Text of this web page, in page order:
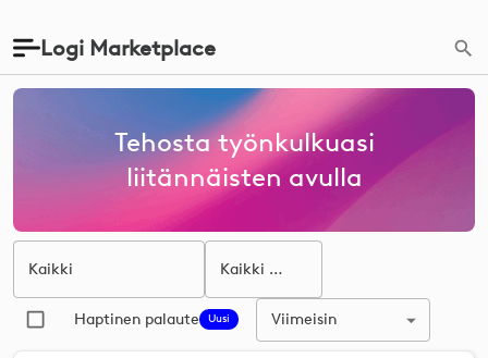
Logi Marketplace
Tehosta työnkulkuasi
liitännäisten avulla
Kaikki Kaikki käyttöjärjestelmät
Haptinen palaute Uusi Viimeisin